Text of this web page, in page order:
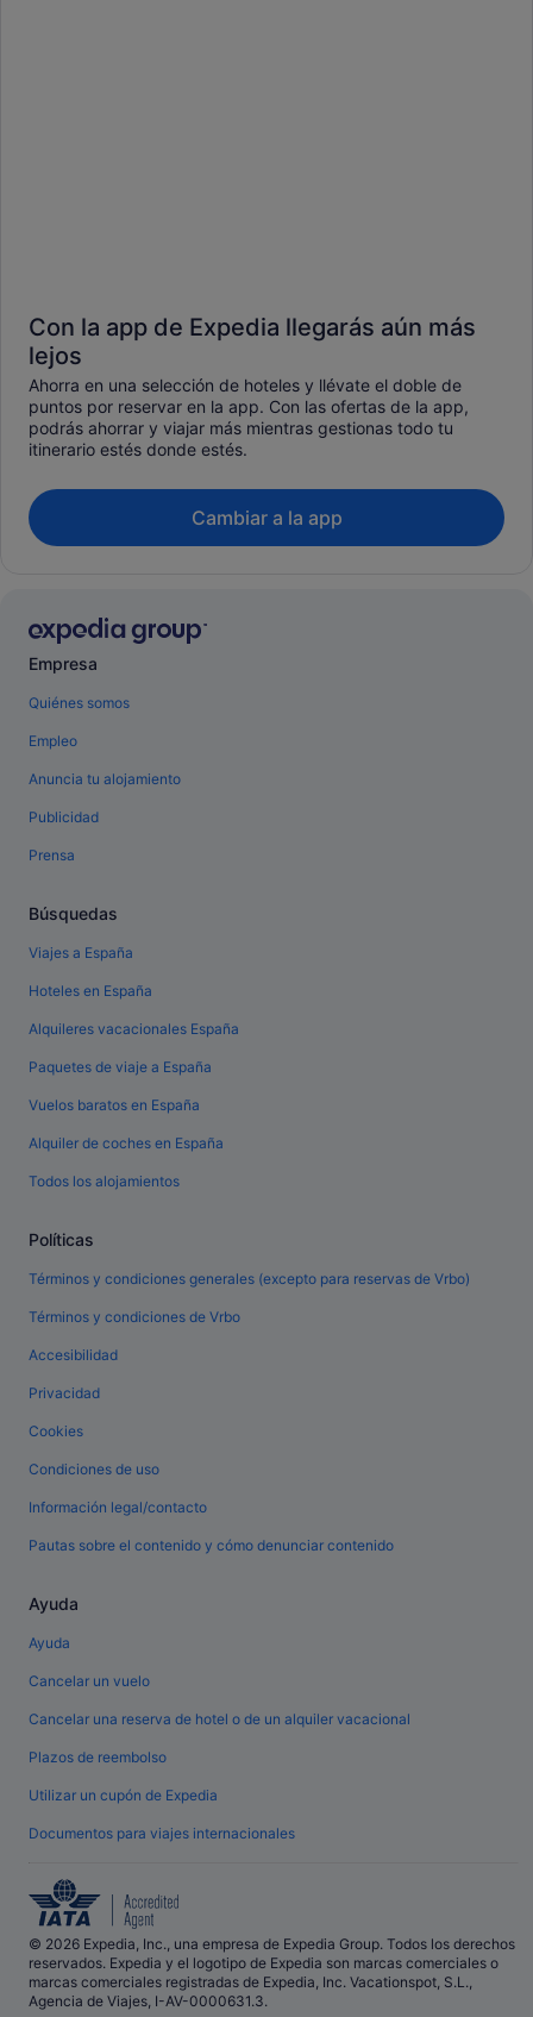
Con la app de Expedia llegarás aún más
lejos
Ahorra en una selección de hoteles y llévate el doble de
puntos por reservar en la app. Con las ofertas de la app,
podrás ahorrar y viajar más mientras gestionas todo tu
itinerario estés donde estés.
Cambiar a la app
Empresa
Quiénes somos
Empleo
Anuncia tu alojamiento
Publicidad
Prensa
Búsquedas
Viajes a España
Hoteles en España
Alquileres vacacionales España
Paquetes de viaje a España
Vuelos baratos en España
Alquiler de coches en España
Todos los alojamientos
Políticas
Términos y condiciones generales (excepto para reservas de Vrbo)
Términos y condiciones de Vrbo
Accesibilidad
Privacidad
Cookies
Condiciones de uso
Información legal/contacto
Pautas sobre el contenido y cómo denunciar contenido
Ayuda
Ayuda
Cancelar un vuelo
Cancelar una reserva de hotel o de un alquiler vacacional
Plazos de reembolso
Utilizar un cupón de Expedia
Documentos para viajes internacionales
© 2026 Expedia, Inc., una empresa de Expedia Group. Todos los derechos
reservados. Expedia y el logotipo de Expedia son marcas comerciales o
marcas comerciales registradas de Expedia, Inc. Vacationspot, S.L.,
Agencia de Viajes, I-AV-0000631.3.